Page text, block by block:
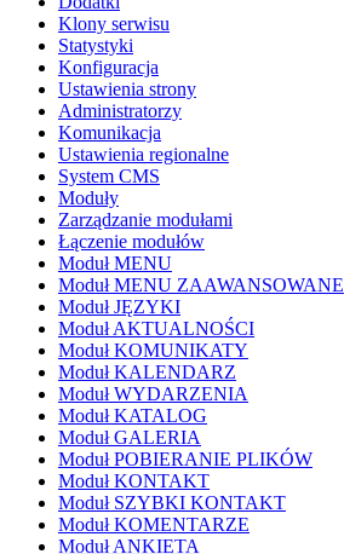
Klony serwisu
Statystyki
Konfiguracja
Ustawienia strony
Administratorzy
Komunikacja
Ustawienia regionalne
System CMS
Moduły
Zarządzanie modułami
Łączenie modułów
Moduł MENU
Moduł MENU ZAAWANSOWANE
Moduł JĘZYKI
Moduł AKTUALNOŚCI
Moduł KOMUNIKATY
Moduł KALENDARZ
Moduł WYDARZENIA
Moduł KATALOG
Moduł GALERIA
Moduł POBIERANIE PLIKÓW
Moduł KONTAKT
Moduł SZYBKI KONTAKT
Moduł KOMENTARZE
Moduł ANKIETA